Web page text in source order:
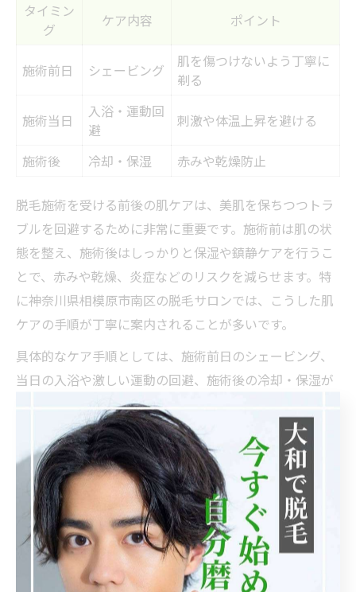
タイミン
グ
ケア内容 ポイント
施術前日 シェービング
肌を傷つけないよう丁寧に
剃る
施術当日
入浴・運動回
避
刺激や体温上昇を避ける
施術後 冷却・保湿 赤みや乾燥防止
脱毛施術を受ける前後の肌ケアは、美肌を保ちつつトラ
ブルを回避するために非常に重要です。施術前は肌の状
態を整え、施術後はしっかりと保湿や鎮静ケアを行うこ
とで、赤みや乾燥、炎症などのリスクを減らせます。特
に神奈川県相模原市南区の脱毛サロンでは、こうした肌
ケアの手順が丁寧に案内されることが多いです。
具体的なケア手順としては、施術前日のシェービング、
当日の入浴や激しい運動の回避、施術後の冷却・保湿が
挙げられます。また、施術直後は肌が敏感になっている
ため、摩擦や紫外線を避けることも大切です。サロンご
とにアフターケアの案内が異なる場合があるので、スタ
ッフの説明をよく聞き、自分の肌質に合った方法を実践
しましょう。
敏感肌にも安心な脱毛ケアの工夫
方法 メリット